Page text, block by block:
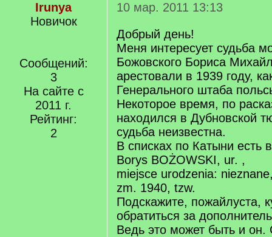
Irunya
Новичок
Сообщений:
3
На сайте с
2011 г.
Рейтинг:
2
10 мар. 2011 13:13
Добрый день!
Меня интересует судьба
Божовского Бориса
арестовали в 1939 году,
Генерального штаба
Некоторое время, по
находился в Дубновской
судьба неизвестна.
В списках по Катыни есть
Borys BOŻOWSKI, ur. ,
miejsce urodzenia:
zm. 1940, tzw.
Подскажите, пожайлуста,
обратиться за
Ведь это может быть и он.